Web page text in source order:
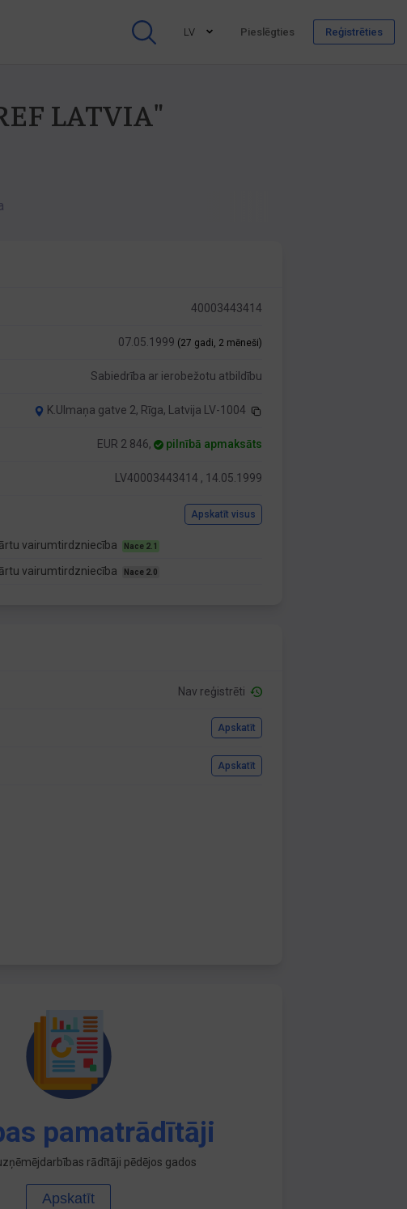
LV Pieslēgties Reģistrēties
LATVIA"
40003443414
07.05.1999 (27 gadi, 2 mēneši)
Sabiedrība ar ierobežotu atbildību
K.Ulmaņa gatve 2, Rīga, Latvija LV-1004
EUR 2 846, pilnībā apmaksāts
LV40003443414 , 14.05.1999
Apskatīt visus
vairumtirdzniecība Nace 2.1
vairumtirdzniecība Nace 2.0
Nav reģistrēti
Apskatīt
Apskatīt
pamatrādītāji
rādītāji pēdējos gados
Apskatīt